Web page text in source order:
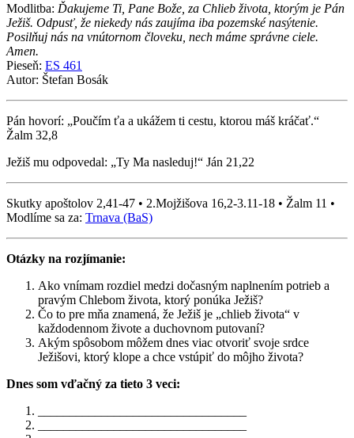
Modlitba: Ďakujeme Ti, Pane Bože, za Chlieb života, ktorým je Pán
Ježiš. Odpusť, že niekedy nás zaujíma iba pozemské nasýtenie.
Posilňuj nás na vnútornom človeku, nech máme správne ciele.
Amen.
Pieseň: ES 461
Autor: Štefan Bosák
Pán hovorí: „Poučím ťa a ukážem ti cestu, ktorou máš kráčať.“
Žalm 32,8
Ježiš mu odpovedal: „Ty Ma nasleduj!“ Ján 21,22
Skutky apoštolov 2,41-47 • 2.Mojžišova 16,2-3.11-18 • Žalm 11 •
Modlíme sa za: Trnava (BaS)
Otázky na rozjímanie:
Ako vnímam rozdiel medzi dočasným naplnením potrieb a
pravým Chlebom života, ktorý ponúka Ježiš?
Čo to pre mňa znamená, že Ježiš je „chlieb života“ v
každodennom živote a duchovnom putovaní?
Akým spôsobom môžem dnes viac otvoriť svoje srdce
Ježišovi, ktorý klope a chce vstúpiť do môjho života?
Dnes som vďačný za tieto 3 veci: